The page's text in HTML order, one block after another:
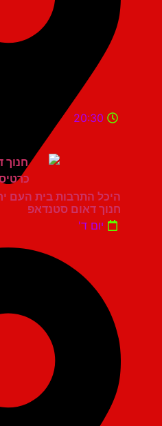
היכל התרבות בית העם ירושלים
20:30
חנוך דאום סטנדאפ
יום ד'